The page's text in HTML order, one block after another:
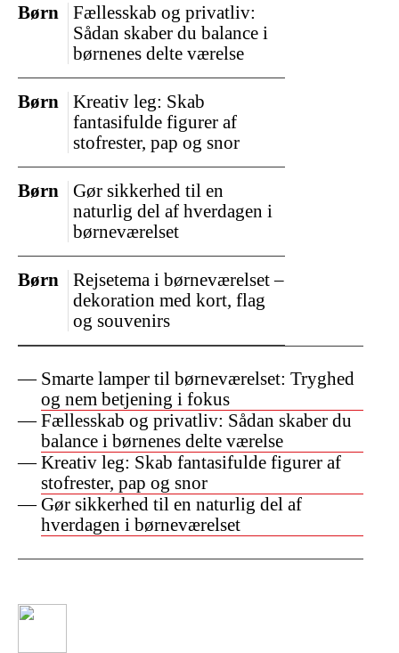
Smarte lamper til børneværelset: Tryghed
og nem betjening i fokus
Fællesskab og privatliv: Sådan skaber du
balance i børnenes delte værelse
Kreativ leg: Skab fantasifulde figurer af
stofrester, pap og snor
Gør sikkerhed til en naturlig del af
hverdagen i børneværelset
Fællesskab og privatliv:
Sådan skaber du balance i
børnenes delte værelse
Børn
Kreativ leg: Skab
fantasifulde figurer af
stofrester, pap og snor
Børn
Gør sikkerhed til en
naturlig del af hverdagen i
børneværelset
Børn
Rejsetema i børneværelset –
dekoration med kort, flag
og souvenirs
Børn